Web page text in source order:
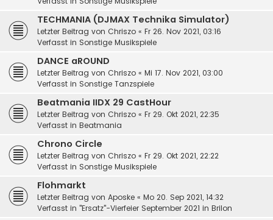
TECHMANIA (DJMAX Technika Simulator)
Letzter Beitrag von Chriszo « Fr 26. Nov 2021, 03:16
Verfasst in Sonstige Musikspiele
DANCE aROUND
Letzter Beitrag von Chriszo « Mi 17. Nov 2021, 03:00
Verfasst in Sonstige Tanzspiele
Beatmania IIDX 29 CastHour
Letzter Beitrag von Chriszo « Fr 29. Okt 2021, 22:35
Verfasst in Beatmania
Chrono Circle
Letzter Beitrag von Chriszo « Fr 29. Okt 2021, 22:22
Verfasst in Sonstige Musikspiele
Flohmarkt
Letzter Beitrag von Aposke « Mo 20. Sep 2021, 14:32
Verfasst in "Ersatz"-Vierfeier September 2021 in Brilon